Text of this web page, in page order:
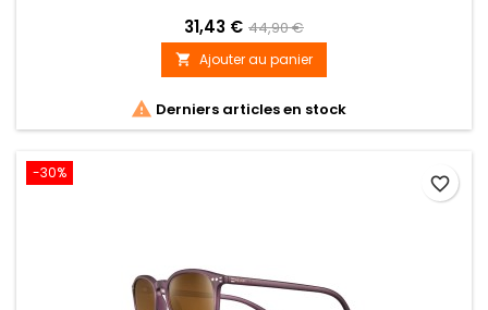
31,43 € 44,90 €
 Ajouter au panier
 Derniers articles en stock
-30%
favorite_border